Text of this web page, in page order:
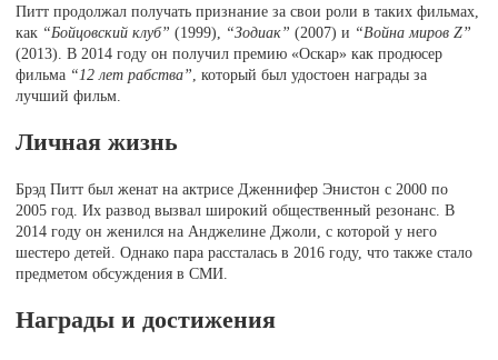
Питт продолжал получать признание за свои роли в таких фильмах,
как “Бойцовский клуб” (1999), “Зодиак” (2007) и “Война миров Z”
(2013). В 2014 году он получил премию «Оскар» как продюсер
фильма “12 лет рабства” , который был удостоен награды за
лучший фильм.
Личная жизнь
Брэд Питт был женат на актрисе Дженнифер Энистон с 2000 по
2005 год. Их развод вызвал широкий общественный резонанс. В
2014 году он женился на Анджелине Джоли, с которой у него
шестеро детей. Однако пара рассталась в 2016 году, что также стало
предметом обсуждения в СМИ.
Награды и достижения